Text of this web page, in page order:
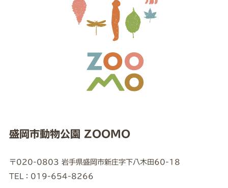
盛岡市動物公園 ZOOMO
〒020-0803 岩手県盛岡市新庄字下八木田60-18
TEL：019-654-8266